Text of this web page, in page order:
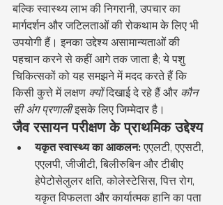
बल्कि स्वास्थ्य लाभ की निगरानी, उपचार का
मार्गदर्शन और जटिलताओं की रोकथाम के लिए भी
उपयोगी हैं। इनका उद्देश्य असामान्यताओं की
पहचान करने से कहीं आगे तक जाता है; ये पशु
चिकित्सकों को यह समझने में मदद करते हैं कि
किसी कुत्ते में लक्षण क्यों दिखाई दे रहे हैं और कौन
सी अंग प्रणाली इसके लिए जिम्मेदार है।
जैव रसायन परीक्षण के प्राथमिक उद्देश्य
यकृत स्वास्थ्य का आकलन: एएलटी, एएसटी,
एएलपी, जीजीटी, बिलीरुबिन और टीबीए
हेपेटोसेलुलर क्षति, कोलेस्टेसिस, पित्त रोग,
यकृत विफलता और कार्यात्मक हानि का पता